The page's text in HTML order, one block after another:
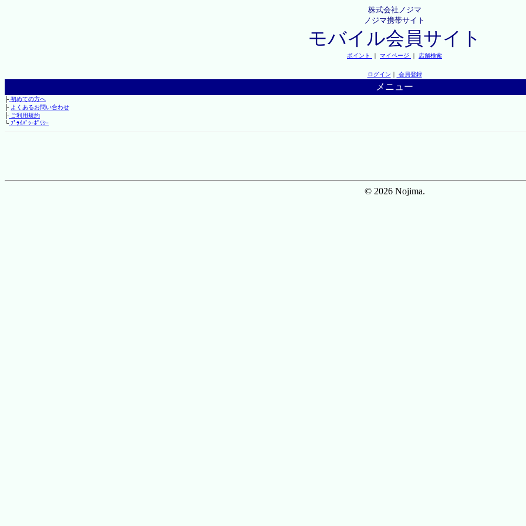
株式会社ノジマ
ノジマ携帯サイト
モバイル会員サイト
ポイント ｜ マイページ ｜ 店舗検索
ログイン ｜ 会員登録
メニュー
├初めての方へ
├ よくあるお問い合わせ
├ご利用規約
└ﾌﾟﾗｲﾊﾞｼｰﾎﾟﾘｼｰ
© 2026 Nojima.